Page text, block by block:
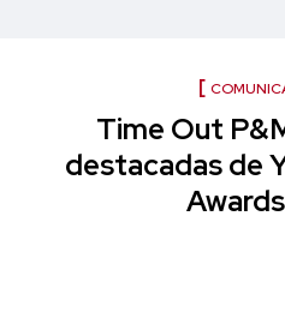
Time Out
destacadas de